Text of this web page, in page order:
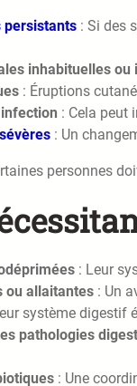
persistants : Si des
inhabituelles ou
: Éruptions
: Cela peut
: Un
personnes
: Leur
ou allaitantes : Un
système digestif
pathologies
: Une